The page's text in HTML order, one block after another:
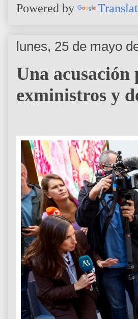
Powered by
lunes, 25 de mayo
Una
exministros y